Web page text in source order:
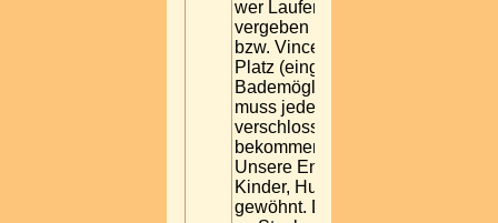
wer Laufentenladies zu
vergeben hat, oder Emil
bzw. Vincent einen netten
Platz (eingezäunter Garten,
Bademöglichkeit, Stall
muss jede Nacht
verschlossen werden)
bekommen würde.
Unsere Enten sind an
Kinder, Hund und Katzen
gewöhnt. Der Unterschied